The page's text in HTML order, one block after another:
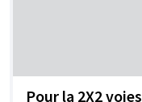
Pour la 2X2 voies